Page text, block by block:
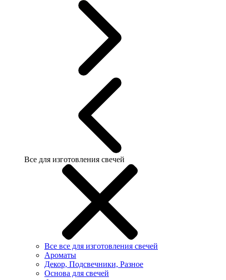
Все для изготовления свечей
Все все для изготовления свечей
Ароматы
Декор, Подсвечники, Разное
Основа для свечей